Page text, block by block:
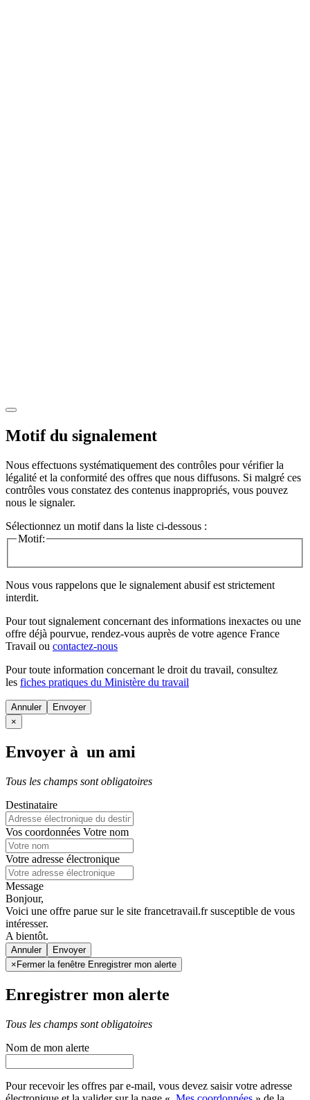
Motif du signalement
Nous effectuons systématiquement des contrôles pour vérifier la
légalité et la conformité des offres que nous diffusons. Si malgré ces
contrôles vous constatez des contenus inappropriés, vous pouvez
nous le signaler.
Sélectionnez un motif dans la liste ci-dessous :
Motif:
Nous vous rappelons que le signalement abusif est strictement
interdit.
Pour tout signalement concernant des informations inexactes ou une
offre déjà pourvue, rendez-vous auprès de votre agence France
Travail ou contactez-nous
Pour toute information concernant le droit du travail, consultez
les fiches pratiques du Ministère du travail
Annuler
×
Envoyer à un ami
Tous les champs sont obligatoires
Destinataire
Vos coordonnées Votre nom
Votre adresse électronique
Message
Bonjour,
Voici une offre parue sur le site francetravail.fr susceptible de vous
intéresser.
A bientôt.
Annuler
× Fermer la fenêtre Enregistrer mon alerte
Enregistrer mon alerte
Tous les champs sont obligatoires
Nom de mon alerte
Pour recevoir les offres par e-mail, vous devez saisir votre adresse